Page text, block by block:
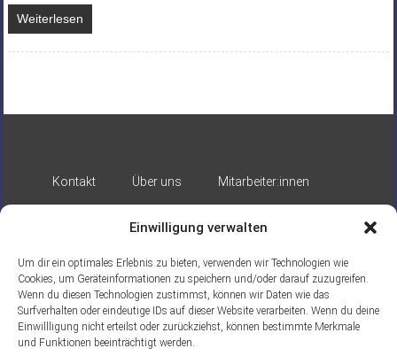
Einwilligung verwalten
Um dir ein optimales Erlebnis zu bieten, verwenden wir Technologien wie
Cookies, um Geräteinformationen zu speichern und/oder darauf zuzugreifen.
Wenn du diesen Technologien zustimmst, können wir Daten wie das
Surfverhalten oder eindeutige IDs auf dieser Website verarbeiten. Wenn du deine
Einwillligung nicht erteilst oder zurückziehst, können bestimmte Merkmale
und Funktionen beeinträchtigt werden.
Weiterlesen
Kontakt Über uns
Mitarbeiter:innen
Gefördert durch: